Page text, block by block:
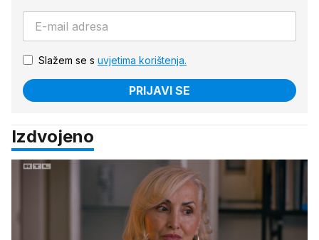
Slažem se s uvjetima korištenja.
PRIJAVI SE
Izdvojeno